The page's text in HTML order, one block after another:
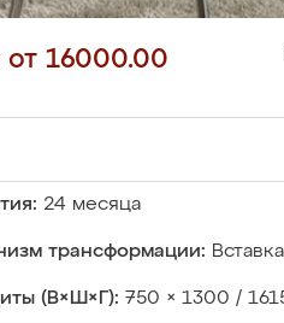
от 16000.00
24 месяца
трансформации:
(В×Ш×Г): 750 × 1300 /